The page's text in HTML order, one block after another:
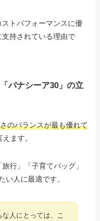
トパフォーマンスに優
持されている理由で
パナシーア30」の立
のバランスが最も優れて
えます。
行」「子育てバッグ」
い人に最適です。
人にとっては、こ